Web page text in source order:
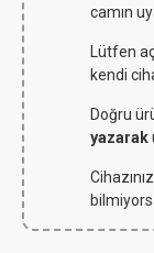
camın
Lütfen
kendi
Doğru
yazarak